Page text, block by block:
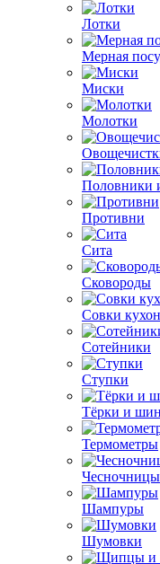
Лотки
Мерная
Миски
Молотки
Половники
Противни
Сита
Сковороды
Совки
Сотейники
Ступки
Тёрки и
Термометры
Чесночницы
Шампуры
Шумовки